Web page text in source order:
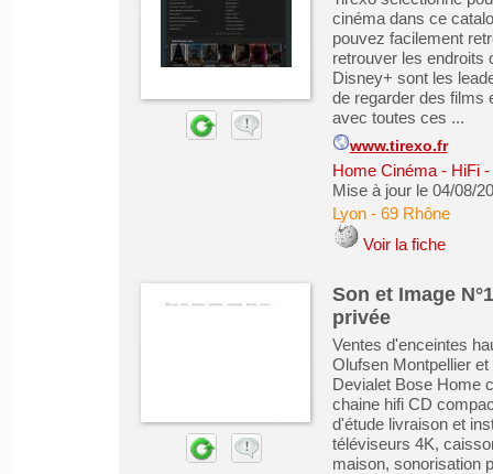
cinéma dans ce
pouvez facilement
retrouver les endroits
Disney+ sont les
de regarder des films
avec toutes ces ...
www.tirexo.fr
Home Cinéma - HiFi
Mise à jour le 04/08/
Lyon- 69 Rhône
Voir la fiche
Son et Image
privée
Ventes d'enceintes
Olufsen Montpellier
Devialet Bose Home
chaine hifi CD
d'étude livraison et
téléviseurs 4K,
maison, sonorisation